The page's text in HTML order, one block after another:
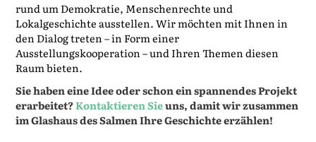
rund um Demokratie, Menschenrechte und
Lokalgeschichte ausstellen. Wir möchten mit Ihnen in
den Dialog treten – in Form einer
Ausstellungskooperation – und Ihren Themen diesen
Raum bieten.
Sie haben eine Idee oder schon ein spannendes Projekt
erarbeitet?Kontaktieren Sieuns, damit wir zusammen
im Glashaus des Salmen Ihre Geschichte erzählen!